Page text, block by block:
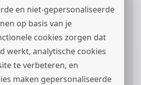
en niet-gepersonaliseerde
op basis van je
cookies zorgen dat
werkt, analytische cookies
te verbeteren, en
maken gepersonaliseerde